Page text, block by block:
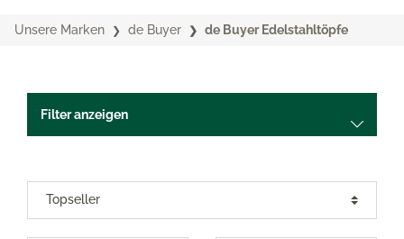
Unsere Marken de Buyer de Buyer Edelstahltöpfe
Filter anzeigen